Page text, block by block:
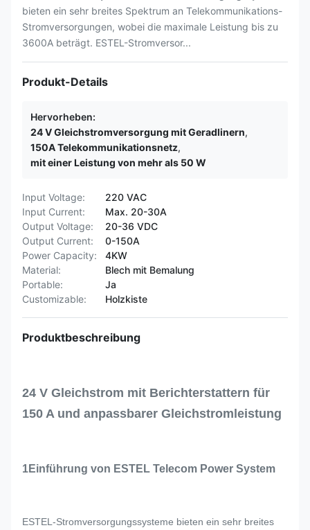
bieten ein sehr breites Spektrum an Telekommunikations-
Stromversorgungen, wobei die maximale Leistung bis zu
3600A beträgt. ESTEL-Stromversor...
Produkt-Details
Hervorheben:
24 V Gleichstromversorgung mit Geradlinern,
150A Telekommunikationsnetz,
mit einer Leistung von mehr als 50 W
Input Voltage:
220 VAC
Input Current:
Max. 20-30A
Output Voltage:
20-36 VDC
Output Current:
0-150A
Power Capacity:
4KW
Material:
Blech mit Bemalung
Portable:
Ja
Customizable:
Holzkiste
Produktbeschreibung
24 V Gleichstrom mit Berichterstattern für
150 A und anpassbarer Gleichstromleistung
1Einführung von ESTEL Telecom Power System
ESTEL-Stromversorgungssysteme bieten ein sehr breites